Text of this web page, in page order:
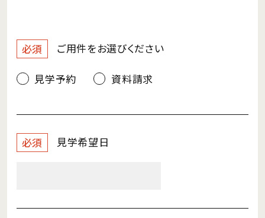
必須 ご用件をお選びください
見学予約 資料請求
必須 見学希望日